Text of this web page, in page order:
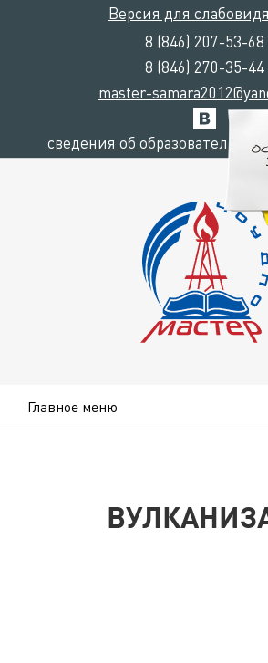
Версия для
8 (846) 207-53-68
8 (846) 270-35-44
master-
сведения об образовательной
Главное меню